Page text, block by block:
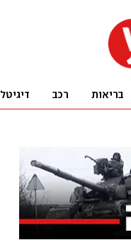
בריאות רכב דיגיטל